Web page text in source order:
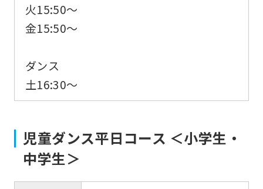
火15:50〜
金15:50〜
ダンス
土16:30〜
児童ダンス平日コース ＜小学生・
中学生＞